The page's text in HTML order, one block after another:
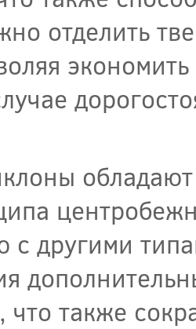
отделить
с другими
что также